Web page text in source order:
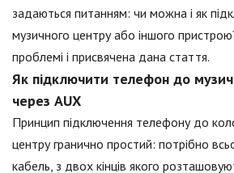
задаються питанням: чи можна і як
музичного центру або іншого пристрою?
проблемі і присвячена дана стаття.
Як підключити телефон до
через AUX
Принцип підключення телефону до
центру гранично простий: потрібно
кабель, з двох кінців якого